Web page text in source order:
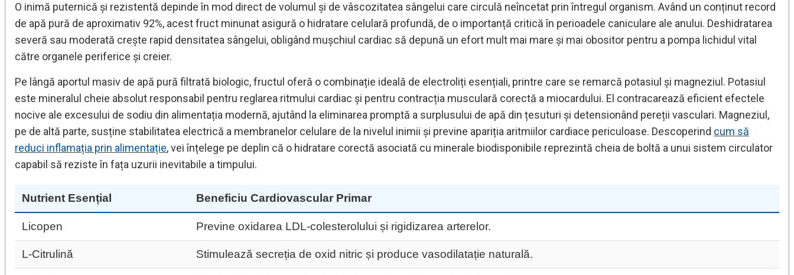
O inimă puternică și rezistentă depinde în mod direct de volumul și de vâscozitatea sângelui care circulă neîncetat prin întregul organism. Având un conținut record
de apă pură de aproximativ 92%, acest fruct minunat asigură o hidratare celulară profundă, de o importanță critică în perioadele caniculare ale anului. Deshidratarea
severă sau moderată crește rapid densitatea sângelui, obligând mușchiul cardiac să depună un efort mult mai mare și mai obositor pentru a pompa lichidul vital
către organele periferice și creier.
Pe lângă aportul masiv de apă pură filtrată biologic, fructul oferă o combinație ideală de electroliți esențiali, printre care se remarcă potasiul și magneziul. Potasiul
este mineralul cheie absolut responsabil pentru reglarea ritmului cardiac și pentru contracția musculară corectă a miocardului. El contracarează eficient efectele
nocive ale excesului de sodiu din alimentația modernă, ajutând la eliminarea promptă a surplusului de apă din țesuturi și detensionând pereții vasculari. Magneziul,
pe de altă parte, susține stabilitatea electrică a membranelor celulare de la nivelul inimii și previne apariția aritmiilor cardiace periculoase. Descoperind cum să
reduci inflamația prin alimentație, vei înțelege pe deplin că o hidratare corectă asociată cu minerale biodisponibile reprezintă cheia de boltă a unui sistem circulator
capabil să reziste în fața uzurii inevitabile a timpului.
Nutrient Esențial Beneficiu Cardiovascular Primar
Licopen Previne oxidarea LDL-colesterolului și rigidizarea arterelor.
L-Citrulină Stimulează secreția de oxid nitric și produce vasodilatație naturală.